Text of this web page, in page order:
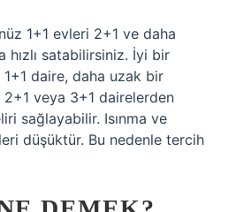
1+1 evleri 2+1 ve daha
hızlı satabilirsiniz. İyi bir
daire, daha uzak bir
veya 3+1 dairelerden
sağlayabilir. Isınma ve
düşüktür. Bu nedenle tercih